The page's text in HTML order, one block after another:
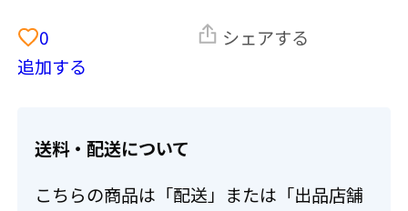
0
追加する
シェアする
送料・配送について
こちらの商品は「配送」または「出品店舗